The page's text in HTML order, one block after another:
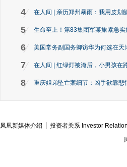
4 在人间 | 亲历郑州暴雨：我用皮划
5 生命至上！第83集团军某旅紧急
6 美国常务副国务卿访华为何选在天
7 在人间 | 红绿灯被淹后，小男孩在
8 重庆姐弟坠亡案细节：凶手欲靠悲
凤凰新媒体介绍 投资者关系 Investor